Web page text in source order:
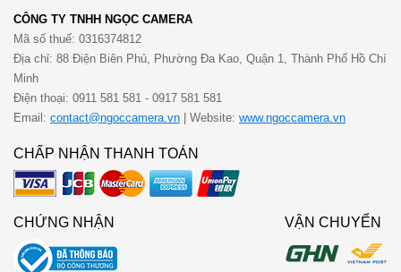
CÔNG TY TNHH NGỌC CAMERA
Mã số thuế: 0316374812
Địa chỉ: 88 Điện Biên Phủ, Phường Đa Kao, Quận 1, Thành Phố Hồ Chí
Minh
Điện thoại: 0911 581 581 - 0917 581 581
Email: contact@ngoccamera.vn | Website: www.ngoccamera.vn
CHẤP NHẬN THANH TOÁN
VẬN CHUYỂN
CHỨNG NHẬN